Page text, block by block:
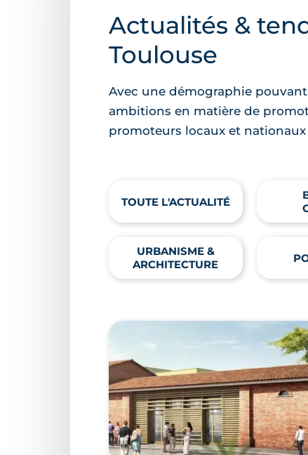
Actualités &
Toulouse
Avec une démographie
ambitions en matière de
promoteurs locaux et
TOUTE L'ACTUALITÉ
URBANISME &
ARCHITECTURE